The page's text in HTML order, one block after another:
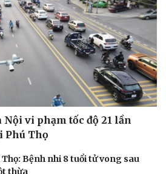
Nội vi phạm tốc độ 21 lần
Phú Thọ
Thọ: Bệnh nhi 8 tuổi tử vong sau
thừa